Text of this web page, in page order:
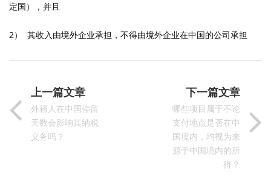
定国），并且
2） 其收入由境外企业承担，不得由境外企业在中国的公司承担
上一篇文章
外籍人在中国停留
天数会影响其纳税
义务吗？
下一篇文章
哪些项目属于不论
支付地点是否在中
国境内，均视为来
源于中国境内的所
得？